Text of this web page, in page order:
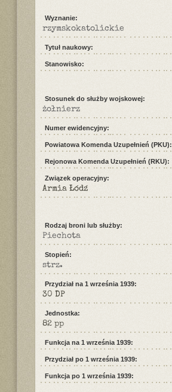
Wyznanie:
rzymskokatolickie
Tytuł naukowy:
Stanowisko:
Stosunek do służby wojskowej:
żołnierz
Numer ewidencyjny:
Powiatowa Komenda Uzupełnień (PKU):
Rejonowa Komenda Uzupełnień (RKU):
Związek operacyjny:
Armia Łódź
Rodzaj broni lub służby:
Piechota
Stopień:
strz.
Przydział na 1 września 1939:
30 DP
Jednostka:
82 pp
Funkcja na 1 września 1939:
Przydział po 1 września 1939:
Funkcja po 1 września 1939: